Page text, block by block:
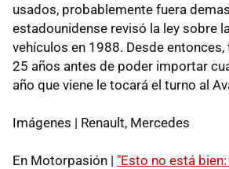
usados, probablemente fuera
estadounidense revisó la ley sobre
vehículos en 1988. Desde
25 años antes de poder importar
año que viene le tocará el turno al
Imágenes | Renault, Mercedes
En Motorpasión | "Esto no está